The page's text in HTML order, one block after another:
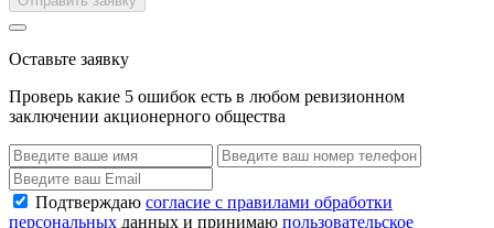
Оставьте заявку
Проверь какие 5 ошибок есть в любом ревизионном
заключении акционерного общества
Подтверждаю согласие с правилами обработки
персональных данных и принимаю пользовательское